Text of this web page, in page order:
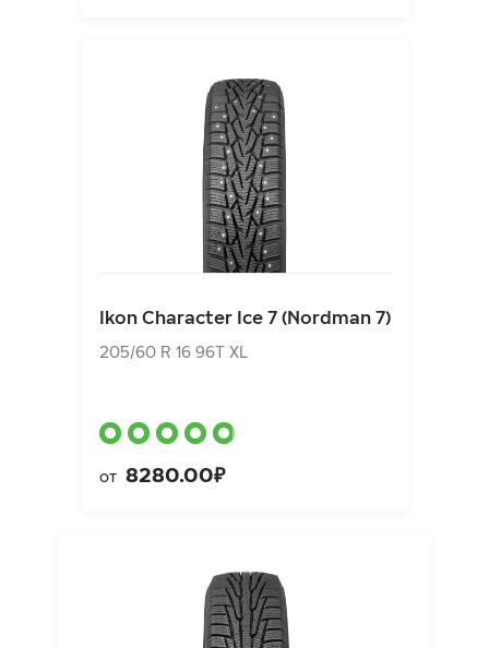
Ikon Character Ice 7 (Nordman 7)
205/60 R 16 96T XL
от 8280.00₽
Ikon Character Ice 7 (Nordman 7)
205/60 R 16 96T XL
от8280.00₽